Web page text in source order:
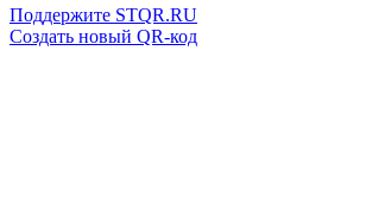
Поддержите STQR.RU
Создать новый QR-код